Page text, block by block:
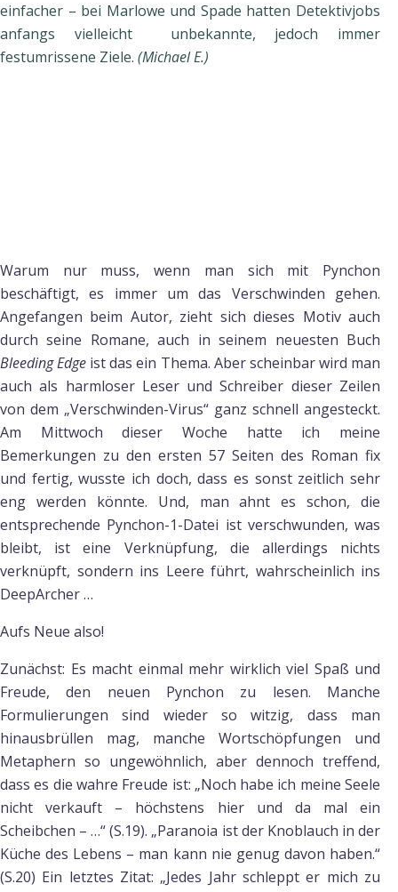
einfacher – bei Marlowe und Spade hatten Detektivjobs
anfangs vielleicht unbekannte, jedoch immer
festumrissene Ziele. (Michael E.)
Warum nur muss, wenn man sich mit Pynchon
beschäftigt, es immer um das Verschwinden gehen.
Angefangen beim Autor, zieht sich dieses Motiv auch
durch seine Romane, auch in seinem neuesten Buch
Bleeding Edge ist das ein Thema. Aber scheinbar wird man
auch als harmloser Leser und Schreiber dieser Zeilen
von dem „Verschwinden-Virus“ ganz schnell angesteckt.
Am Mittwoch dieser Woche hatte ich meine
Bemerkungen zu den ersten 57 Seiten des Roman fix
und fertig, wusste ich doch, dass es sonst zeitlich sehr
eng werden könnte. Und, man ahnt es schon, die
entsprechende Pynchon-1-Datei ist verschwunden, was
bleibt, ist eine Verknüpfung, die allerdings nichts
verknüpft, sondern ins Leere führt, wahrscheinlich ins
DeepArcher …
Aufs Neue also!
Zunächst: Es macht einmal mehr wirklich viel Spaß und
Freude, den neuen Pynchon zu lesen. Manche
Formulierungen sind wieder so witzig, dass man
hinausbrüllen mag, manche Wortschöpfungen und
Metaphern so ungewöhnlich, aber dennoch treffend,
dass es die wahre Freude ist: „Noch habe ich meine Seele
nicht verkauft – höchstens hier und da mal ein
Scheibchen – …“ (S.19). „Paranoia ist der Knoblauch in der
Küche des Lebens – man kann nie genug davon haben.“
(S.20) Ein letztes Zitat: „Jedes Jahr schleppt er mich zu